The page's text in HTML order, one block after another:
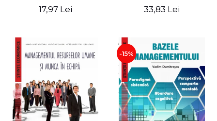
Roxana Carmen Ionescu,
17,97 Lei
Gabriel Nastase, Mihaela-
33,83 Lei
-15%